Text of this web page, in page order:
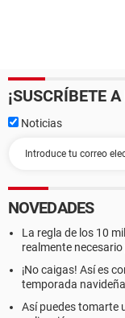
¡SUSCRÍBETE
Noticias
NOVEDADES
La regla de los 10
realmente
¡No caigas! Así es
temporada navideña
Así puedes tomarte